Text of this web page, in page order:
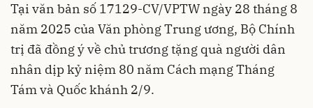
Tại văn bản số 17129-CV/VPTW ngày 28 tháng 8
năm 2025 của Văn phòng Trung ương, Bộ Chính
trị đã đồng ý về chủ trương tặng quà người dân
nhân dịp kỷ niệm 80 năm Cách mạng Tháng
Tám và Quốc khánh 2/9.